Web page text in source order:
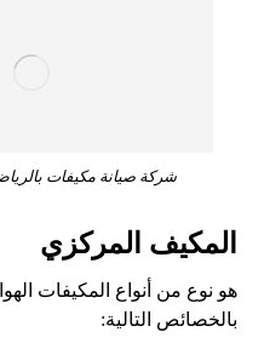
شركة صيانة مكيفات
المكيف المركزي
هو نوع من أنواع المكيفات
بالخصائص التالية: